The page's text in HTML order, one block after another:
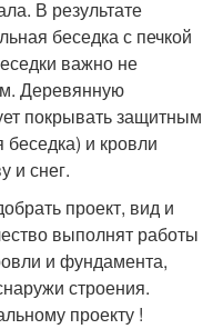
В результате
беседка с печкой
важно не
Деревянную
покрывать защитным
и кровли
и снег.
проект, вид и
выполнят работы
и фундамента,
строения.
проекту !